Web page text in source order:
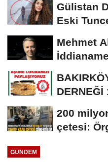
Gülistan
Eski
Mehmet
Hapis
DERNEĞİ
200
çetesi:
GÜNDEM